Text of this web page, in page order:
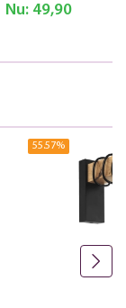
Nu:49,90
55.57%